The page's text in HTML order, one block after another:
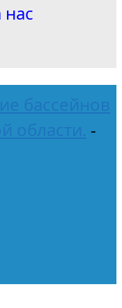
бассейнов
области. -